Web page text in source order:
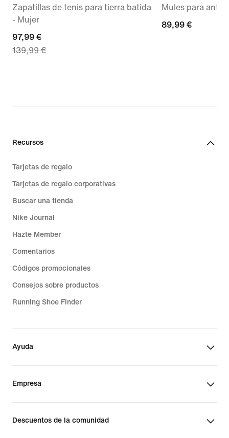
Zapatillas de tenis para tierra batida
- Mujer
current
price
139,99 €
97,99 €
139,99 €
Mules para
89,99 €
89,99 €
Recursos
Tarjetas de regalo
Tarjetas de regalo corporativas
Buscar una tienda
Nike Journal
Hazte Member
Comentarios
Códigos promocionales
Consejos sobre productos
Running Shoe Finder
Ayuda
Empresa
Descuentos de la comunidad